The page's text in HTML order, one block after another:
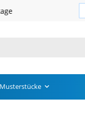
Musterstücke